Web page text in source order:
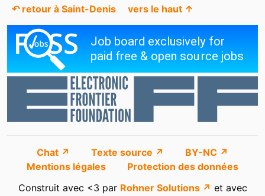
↶ retour à Saint-Denis vers le haut ↑
Chat ↗ Texte source ↗
BY-NC ↗
Mentions légales
Protection des données
Construit avec <3 par Rohner Solutions ↗ et avec